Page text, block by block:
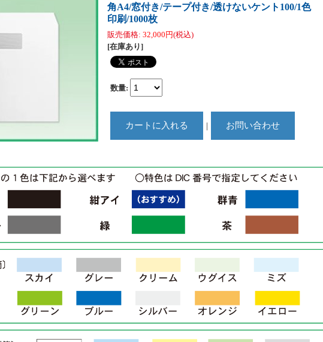
角A4/窓付き/テープ付き/透けないケント100/1色
印刷/1000枚
販売価格: 32,000円(税込)
[在庫あり]
数量:
｜